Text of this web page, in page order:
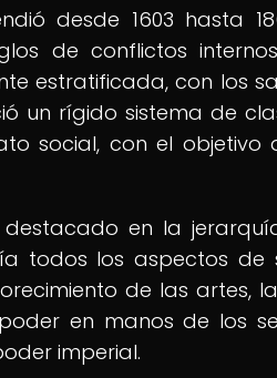
desde 1603 hasta
de conflictos
estratificada, con los
un rígido sistema de
social, con el
en la
todos los aspectos de
de las artes,
en manos de los
imperial.